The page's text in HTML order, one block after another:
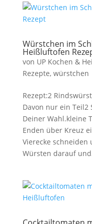
Würstchen im
Heißluftofen
von UP Kochen &
Rezepte, würstchen
Rezept:2
Davon nur ein Teil2
Deiner Wahl.kleine
Enden über Kreuz
Vierecke schneiden
Würsten darauf